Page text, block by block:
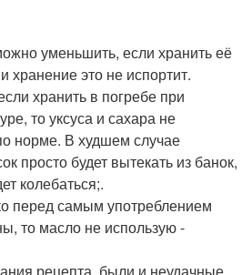
уменьшить, если хранить её
хранение это не испортит.
хранить в погребе при
то уксуса и сахара не
норме. В худшем случае
просто будет вытекать из банок,
колебаться;.
перед самым употреблением
то масло не использую -